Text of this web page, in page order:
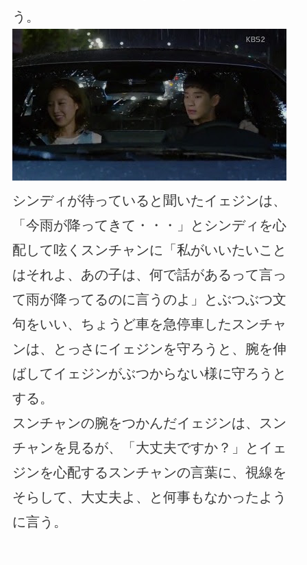
う。
シンディが待っていると聞いたイェジンは、
「今雨が降ってきて・・・」とシンディを心
配して呟くスンチャンに「私がいいたいこと
はそれよ、あの子は、何で話があるって言っ
て雨が降ってるのに言うのよ」とぶつぶつ文
句をいい、ちょうど車を急停車したスンチャ
ンは、とっさにイェジンを守ろうと、腕を伸
ばしてイェジンがぶつからない様に守ろうと
する。
スンチャンの腕をつかんだイェジンは、スン
チャンを見るが、「大丈夫ですか？」とイェ
ジンを心配するスンチャンの言葉に、視線を
そらして、大丈夫よ、と何事もなかったよう
に言う。